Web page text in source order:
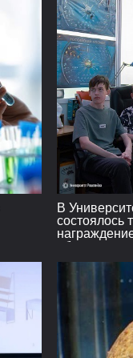
В
состоялось
ReshUSpace